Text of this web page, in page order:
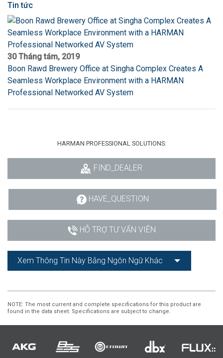
Tin tức
30 Tháng tám, 2019
Boon Rawd Brewery Office at Singha Complex Creates A
Seamless Workplace Environment with a HARMAN
Professional Networked AV System
HARMAN PROFESSIONAL SOLUTIONS:
FIND_DEALER
HAVE_QUESTION
HỖ TRỢ TƯ VẤN VIÊN
Xem Thông Tin Này Bằng Ngôn Ngữ Khác
NOTE: The most current and complete specifications for this product are
found in the data sheet. Specifications are subject to change.